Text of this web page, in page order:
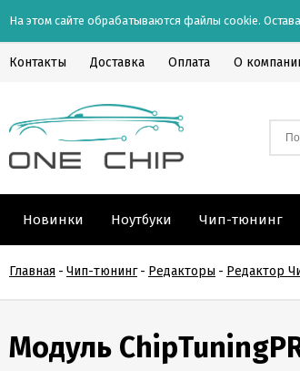
На этом сайте обрабатываются файлы cookie.
Контакты Доставка Оплата О
Новинки Ноутбуки Чип-тюнинг
Главная - Чип-тюнинг - Редакторы - Редактор
Модуль